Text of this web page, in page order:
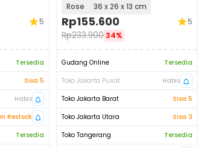
5
Tersedia
Sisa 5
Habis
Restock
Tersedia
Rose
36 x 26 x 13 cm
Rp155.600
Rp233.90034%
5
Gudang Online
Tersedia
Toko Jakarta Pusat
Habis
Toko Jakarta Barat
Sisa 5
Toko Jakarta Utara
Sisa 3
Toko Tangerang
Tersedia